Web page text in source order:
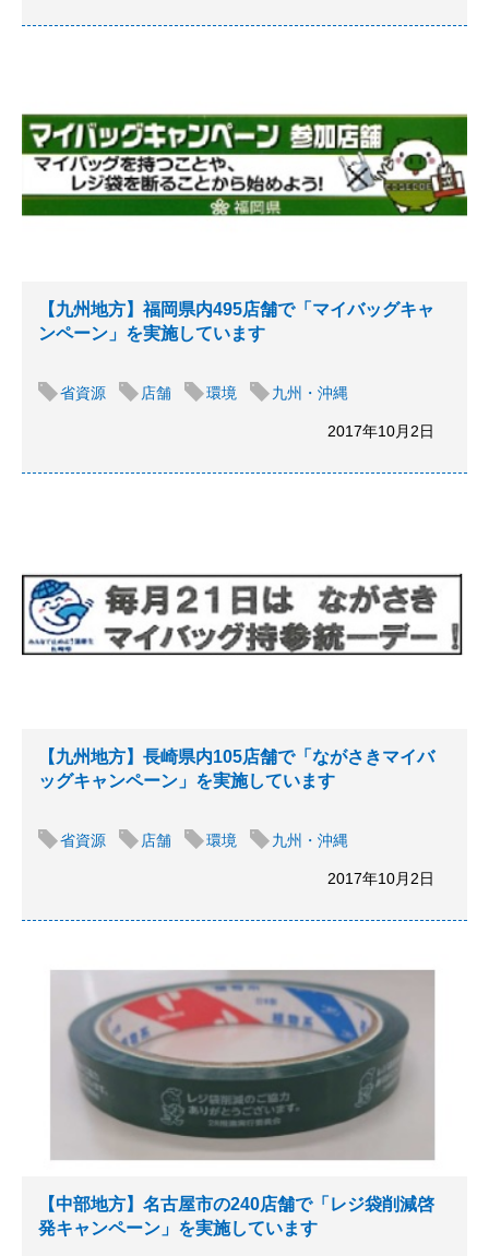
【九州地方】福岡県内495店舗で「マイバッグキャ
ンペーン」を実施しています
省資源 店舗 環境 九州・沖縄
2017年10月2日
【九州地方】長崎県内105店舗で「ながさきマイバ
ッグキャンペーン」を実施しています
省資源 店舗 環境 九州・沖縄
2017年10月2日
【中部地方】名古屋市の240店舗で「レジ袋削減啓
発キャンペーン」を実施しています